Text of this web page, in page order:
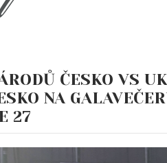
ČESKO VS
NA
27